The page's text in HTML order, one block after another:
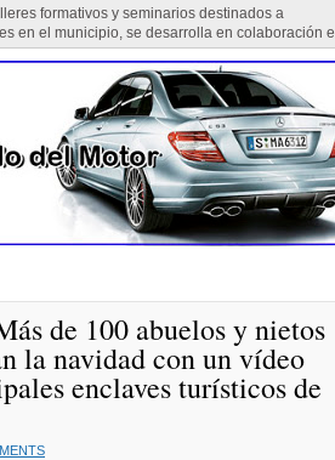
formativos y seminarios destinados a
en el municipio, se desarrolla en colaboración el
de 100 abuelos y nietos
la navidad con un vídeo
enclaves turísticos de